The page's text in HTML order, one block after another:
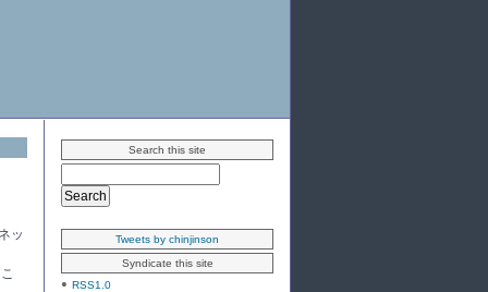
ッ
Search this site
Tweets by chinjinson
Syndicate this site
RSS1.0